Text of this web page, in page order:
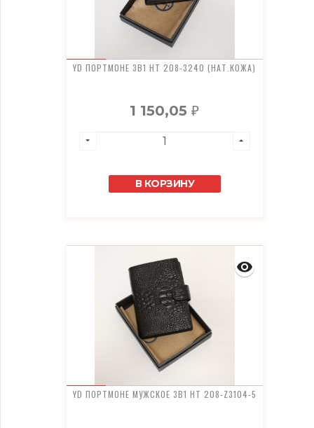
YD ПОРТМОНЕ 3В1 HT 208-3240 (НАТ.КОЖА)
1 150,05₽
В КОРЗИНУ
YD ПОРТМОНЕ МУЖСКОЕ 3В1 HT 208-Z3104-5